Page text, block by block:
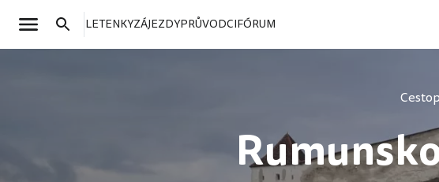
LETENKYZÁJEZDYPRŮVODCIFÓRUM